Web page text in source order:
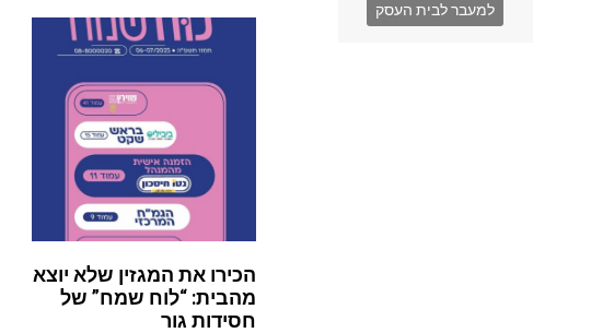
למעבר לבית העסק
הכירו את המגזין שלא יוצא
מהבית: “לוח שמח” של
חסידות גור